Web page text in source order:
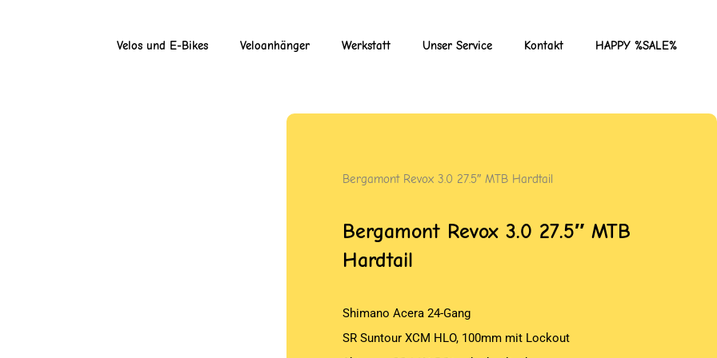
Velos und E-Bikes Veloanhänger Werkstatt Unser Service Kontakt HAPPY %SALE%
Bergamont Revox 3.0 27.5″ MTB Hardtail
Bergamont Revox 3.0 27.5″ MTB
Hardtail
Shimano Acera 24-Gang
SR Suntour XCM HLO, 100mm mit Lockout